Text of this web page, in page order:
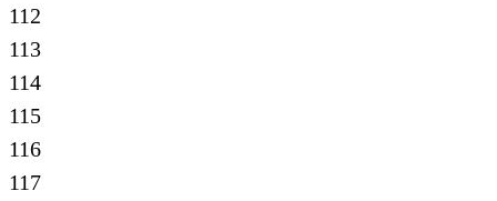
112
113
114
115
116
117